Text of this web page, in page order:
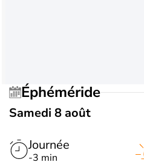
Éphéméride
Samedi 8 août
Journée
-3 min